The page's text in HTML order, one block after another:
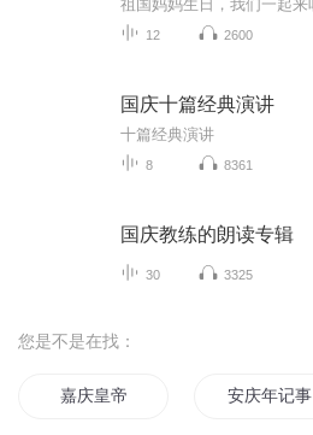
12 2600
国庆十篇经典演讲
十篇经典演讲
8 8361
国庆教练的朗读专辑
30 3325
您是不是在找：
嘉庆皇帝 安庆年记事